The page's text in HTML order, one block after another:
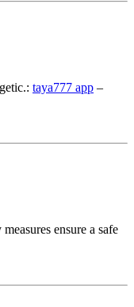
taya777 app –
ensure a safe